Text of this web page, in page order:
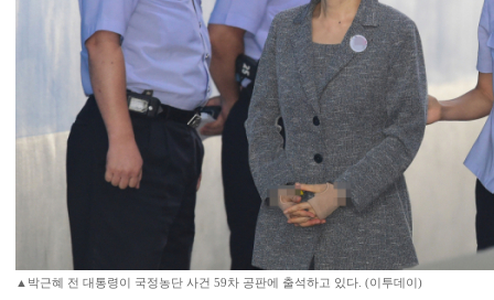
▲박근혜 전 대통령이 국정농단 사건 59차 공판에 출석하고 있다. (이투데이)